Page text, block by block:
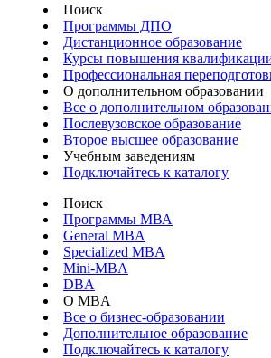
Поиск
Программы ДПО
Дистанционное образование
Курсы повышения
Профессиональная
О дополнительном образовании
Все о дополнительном
Послевузовское образование
Второе высшее образование
Учебным заведениям
Подключайтесь к каталогу
Поиск
Программы МВА
General MBA
Specialized MBA
Mini-MBA
DBA
О MBA
Все о бизнес-образовании
Дополнительное образование
Подключайтесь к каталогу